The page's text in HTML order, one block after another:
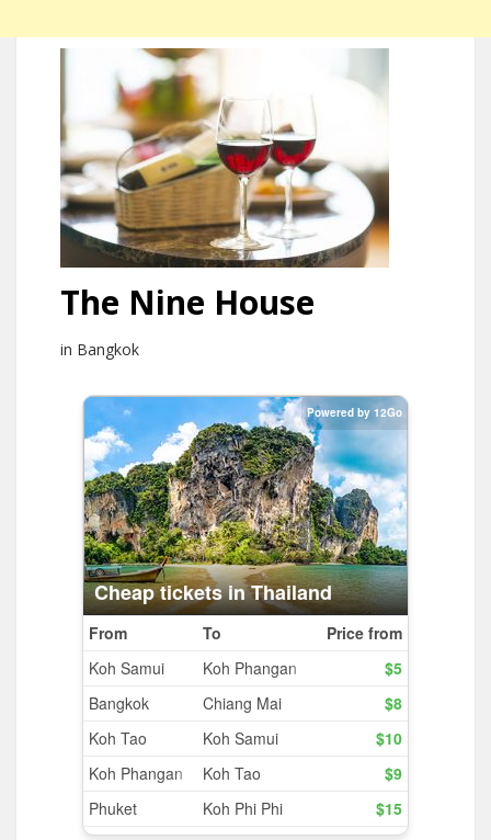
The Nine House
in Bangkok